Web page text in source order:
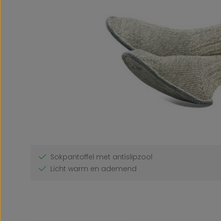
Sokpantoffel met antislipzool
Licht warm en ademend